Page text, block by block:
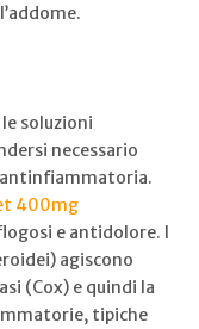
soluzioni
necessario
antinfiammatoria.
400mg
e antidolore. I
agiscono
(Cox) e quindi la
tipiche